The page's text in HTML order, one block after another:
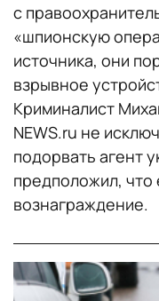
с
«шпионскую
источника, они
взрывное
Криминалист
NEWS.ru не
подорвать агент
предположил,
вознаграждение.